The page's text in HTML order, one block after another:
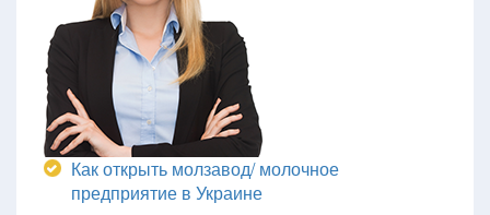
Как открыть молзавод/ молочное
предприятие в Украине